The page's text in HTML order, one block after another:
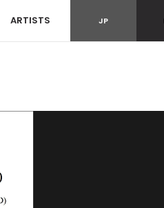
ARTISTS JP